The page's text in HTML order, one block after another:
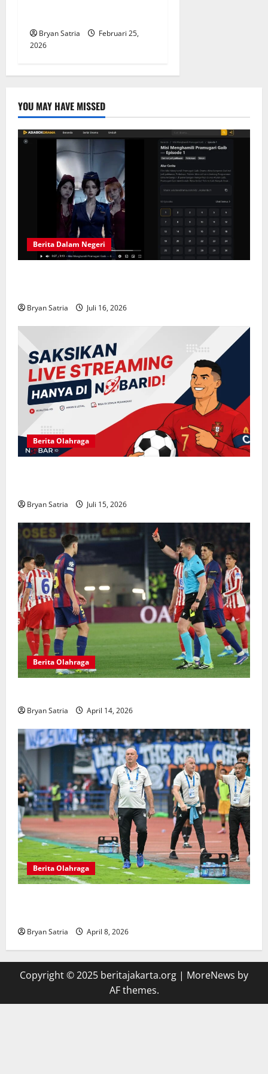
Bryan Satria
Februari 25,
2026
YOU MAY HAVE MISSED
Berita Dalam Negeri
Bryan Satria Juli 16, 2026
Berita Olahraga
Bryan Satria Juli 15, 2026
Berita Olahraga
Bryan Satria April 14, 2026
Berita Olahraga
Bryan Satria April 8, 2026
Copyright © 2025 beritajakarta.org | MoreNews by
AF themes.